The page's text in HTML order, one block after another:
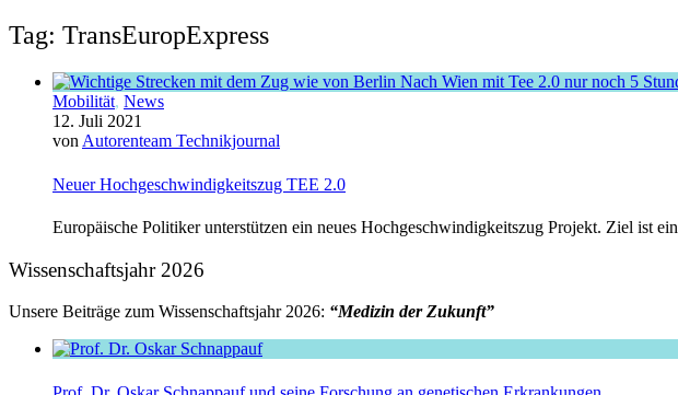
Tag: TransEuropExpress
Mobilität, News
12. Juli 2021
von Autorenteam Technikjournal
Neuer Hochgeschwindigkeitszug TEE 2.0
Europäische Politiker unterstützen ein neues Hochgeschwindigkeitszug Projekt. Ziel ist
Wissenschaftsjahr 2026
Unsere Beiträge zum Wissenschaftsjahr 2026: “Medizin der Zukunft”